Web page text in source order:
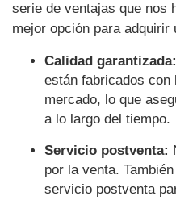
serie de ventajas que nos
mejor opción para adquirir
Calidad garantizada:
están fabricados con
mercado, lo que
a lo largo del tiempo.
Servicio postventa:
por la venta.
servicio postventa